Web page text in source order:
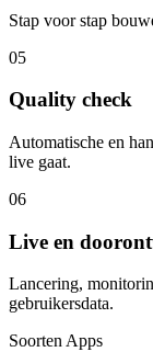
Stap voor stap
05
Quality check
Automatische en
live gaat.
06
Live en
Lancering,
gebruikersdata.
Soorten Apps